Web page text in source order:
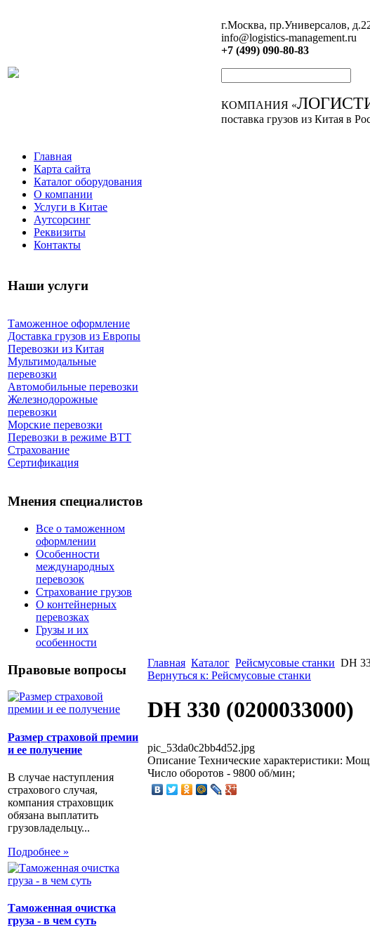
г.Москва, пр.Универсалов,
info@logistics-management.ru
+7 (499) 090-80-83
КОМПАНИЯ «
поставка грузов из Китая в
Главная
Карта сайта
Каталог оборудования
О компании
Услуги в Китае
Аутсорсинг
Реквизиты
Контакты
Наши услуги
Таможенное оформление
Доставка грузов из Европы
Перевозки из Китая
Мультимодальные
перевозки
Автомобильные перевозки
Железнодорожные
перевозки
Морские перевозки
Перевозки в режиме ВТТ
Страхование
Сертификация
Мнения специалистов
Все о таможенном
оформлении
Особенности
международных
перевозок
Страхование грузов
О контейнерных
перевозках
Грузы и их
особенности
Правовые вопросы
Размер страховой премии
и ее получение
В случае наступления
страхового случая,
компания страховщик
обязана выплатить
грузовладельцу...
Подробнее »
Таможенная очистка
груза - в чем суть
Главная Каталог Рейсмусовые станки DH
Вернуться к: Рейсмусовые станки
DH 330 (0200033000)
pic_53da0c2bb4d52.jpg
Описание Технические характеристики:
Число оборотов - 9800 об/мин;